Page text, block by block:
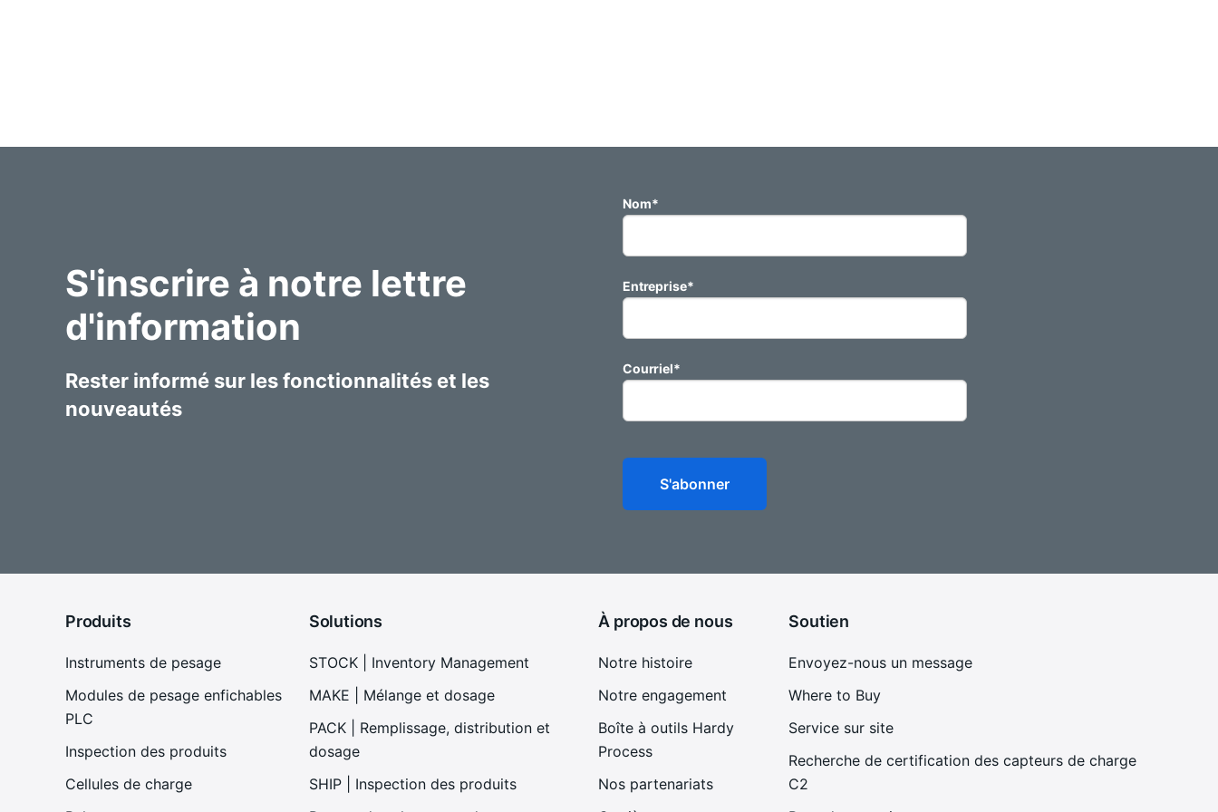
S'inscrire à notre lettre
d'information
Rester informé sur les fonctionnalités et les
nouveautés
Nom*
Entreprise*
Courriel*
Produits
Instruments de pesage
Modules de pesage enfichables
PLC
Inspection des produits
Cellules de charge
Solutions
STOCK | Inventory Management
MAKE | Mélange et dosage
PACK | Remplissage, distribution et
dosage
SHIP | Inspection des produits
À propos de nous
Notre histoire
Notre engagement
Boîte à outils Hardy
Process
Nos partenariats
Soutien
Envoyez-nous un message
Where to Buy
Service sur site
Recherche de certification des capteurs de charge
C2